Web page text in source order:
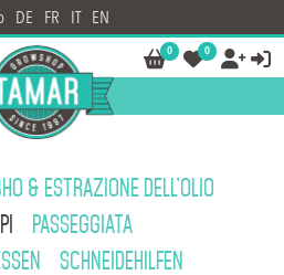
DE FR IT EN
0 0  
& ESTRAZIONE DELL'OLIO
PASSEGGIATA
SCHNEIDEHILFEN